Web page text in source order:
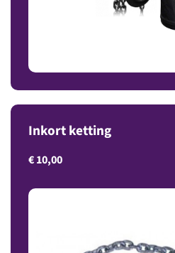
Inkort ketting
€10,00